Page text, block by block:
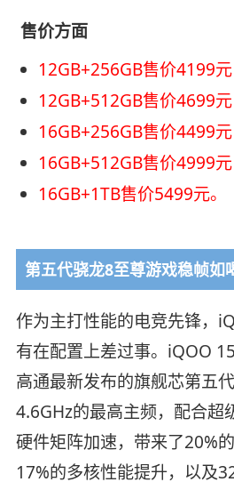
售价方面
12GB+256GB售价4199元
12GB+512GB售价4699元
16GB+256GB售价4499元
16GB+512GB售价4999元
16GB+1TB售价5499元。
第五代骁龙8至尊游戏稳帧如
作为主打性能的电竞先锋，
有在配置上差过事。iQOO
高通最新发布的旗舰芯第五
4.6GHz的最高主频，配合超
硬件矩阵加速，带来了20%
17%的多核性能提升，以及